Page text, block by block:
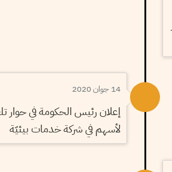
14 جوان 2020
إعلان رئيس الحكومة في حوار
لأسهم في شركة خدمات بيئيّة